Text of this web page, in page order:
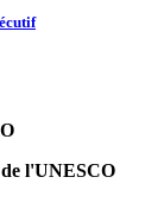
l'UNESCO